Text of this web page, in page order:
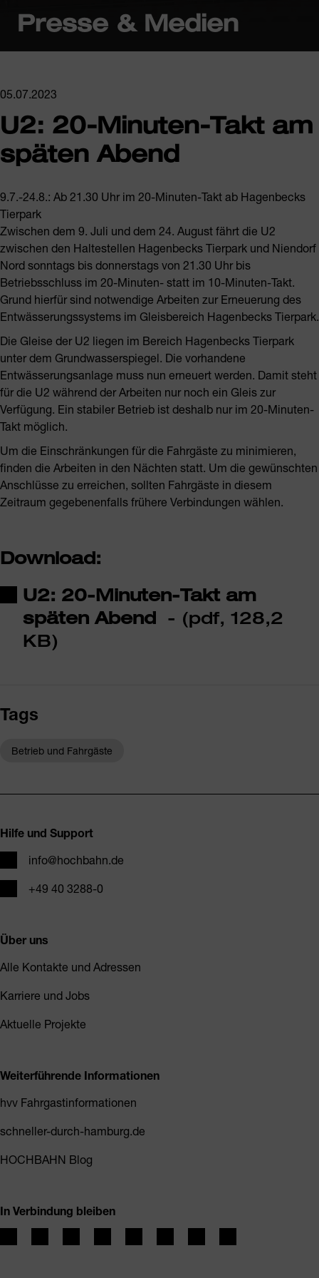
Presse & Medien
05.07.2023
U2: 20-Minuten-Takt am
späten Abend
9.7.-24.8.: Ab 21.30 Uhr im 20-Minuten-Takt ab Hagenbecks
Tierpark
Zwischen dem 9. Juli und dem 24. August fährt die U2
zwischen den Haltestellen Hagenbecks Tierpark und Niendorf
Nord sonntags bis donnerstags von 21.30 Uhr bis
Betriebsschluss im 20-Minuten- statt im 10-Minuten-Takt.
Grund hierfür sind notwendige Arbeiten zur Erneuerung des
Entwässerungssystems im Gleisbereich Hagenbecks Tierpark.
Die Gleise der U2 liegen im Bereich Hagenbecks Tierpark
unter dem Grundwasserspiegel. Die vorhandene
Entwässerungsanlage muss nun erneuert werden. Damit steht
für die U2 während der Arbeiten nur noch ein Gleis zur
Verfügung. Ein stabiler Betrieb ist deshalb nur im 20-Minuten-
Takt möglich.
Um die Einschränkungen für die Fahrgäste zu minimieren,
finden die Arbeiten in den Nächten statt. Um die gewünschten
Anschlüsse zu erreichen, sollten Fahrgäste in diesem
Zeitraum gegebenenfalls frühere Verbindungen wählen.
Download:
U2: 20-Minuten-Takt am
späten Abend
- (pdf, 128,2
KB)
Tags
Betrieb und Fahrgäste
Hilfe und Support
E-Mailinfo@hochbahn.de
Telefon+49 40 3288-0
Über uns
Alle Kontakte und Adressen
Karriere und Jobs
Aktuelle Projekte
Weiterführende Informationen
hvv Fahrgastinformationen
schneller-durch-hamburg.de
HOCHBAHN Blog
In Verbindung bleiben